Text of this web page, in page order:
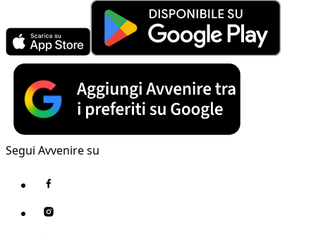
Segui Avvenire su